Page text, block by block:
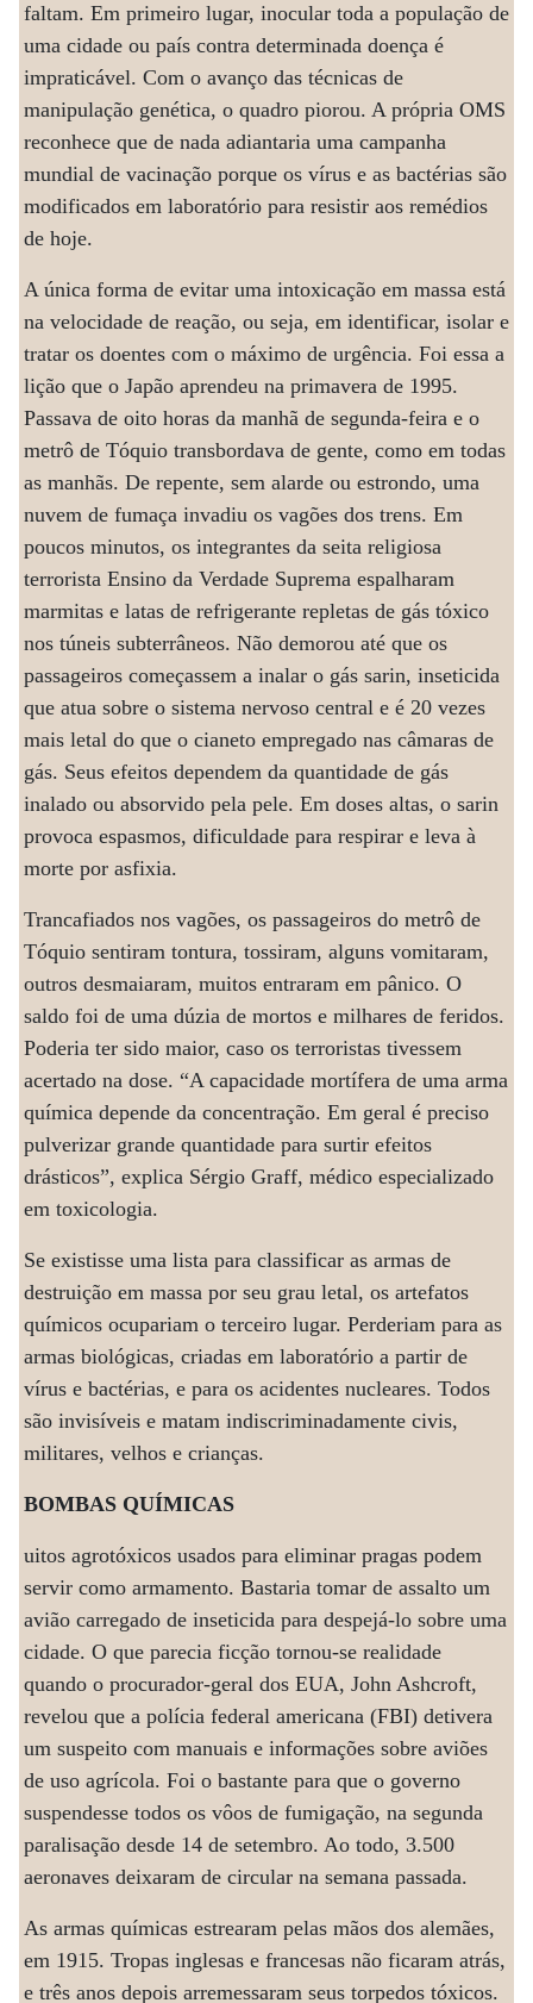
faltam. Em primeiro lugar, inocular toda a população de
uma cidade ou país contra determinada doença é
impraticável. Com o avanço das técnicas de
manipulação genética, o quadro piorou. A própria OMS
reconhece que de nada adiantaria uma campanha
mundial de vacinação porque os vírus e as bactérias são
modificados em laboratório para resistir aos remédios
de hoje.
A única forma de evitar uma intoxicação em massa está
na velocidade de reação, ou seja, em identificar, isolar e
tratar os doentes com o máximo de urgência. Foi essa a
lição que o Japão aprendeu na primavera de 1995.
Passava de oito horas da manhã de segunda-feira e o
metrô de Tóquio transbordava de gente, como em todas
as manhãs. De repente, sem alarde ou estrondo, uma
nuvem de fumaça invadiu os vagões dos trens. Em
poucos minutos, os integrantes da seita religiosa
terrorista Ensino da Verdade Suprema espalharam
marmitas e latas de refrigerante repletas de gás tóxico
nos túneis subterrâneos. Não demorou até que os
passageiros começassem a inalar o gás sarin, inseticida
que atua sobre o sistema nervoso central e é 20 vezes
mais letal do que o cianeto empregado nas câmaras de
gás. Seus efeitos dependem da quantidade de gás
inalado ou absorvido pela pele. Em doses altas, o sarin
provoca espasmos, dificuldade para respirar e leva à
morte por asfixia.
Trancafiados nos vagões, os passageiros do metrô de
Tóquio sentiram tontura, tossiram, alguns vomitaram,
outros desmaiaram, muitos entraram em pânico. O
saldo foi de uma dúzia de mortos e milhares de feridos.
Poderia ter sido maior, caso os terroristas tivessem
acertado na dose. “A capacidade mortífera de uma arma
química depende da concentração. Em geral é preciso
pulverizar grande quantidade para surtir efeitos
drásticos”, explica Sérgio Graff, médico especializado
em toxicologia.
Se existisse uma lista para classificar as armas de
destruição em massa por seu grau letal, os artefatos
químicos ocupariam o terceiro lugar. Perderiam para as
armas biológicas, criadas em laboratório a partir de
vírus e bactérias, e para os acidentes nucleares. Todos
são invisíveis e matam indiscriminadamente civis,
militares, velhos e crianças.
BOMBAS QUÍMICAS
uitos agrotóxicos usados para eliminar pragas podem
servir como armamento. Bastaria tomar de assalto um
avião carregado de inseticida para despejá-lo sobre uma
cidade. O que parecia ficção tornou-se realidade
quando o procurador-geral dos EUA, John Ashcroft,
revelou que a polícia federal americana (FBI) detivera
um suspeito com manuais e informações sobre aviões
de uso agrícola. Foi o bastante para que o governo
suspendesse todos os vôos de fumigação, na segunda
paralisação desde 14 de setembro. Ao todo, 3.500
aeronaves deixaram de circular na semana passada.
As armas químicas estrearam pelas mãos dos alemães,
em 1915. Tropas inglesas e francesas não ficaram atrás,
e três anos depois arremessaram seus torpedos tóxicos.